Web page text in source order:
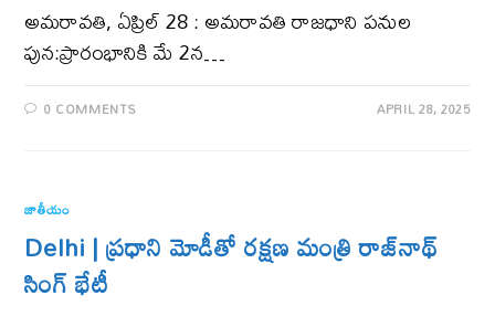
అమరావతి, ఏప్రిల్ 28 : అమరావతి రాజధాని పనుల
పున:ప్రారంభానికి మే 2న…
0 COMMENTS APRIL 28, 2025
జాతీయం
Delhi | ప్రధాని మోడీతో రక్షణ మంత్రి రాజ్‌నాథ్
సింగ్ భేటీ